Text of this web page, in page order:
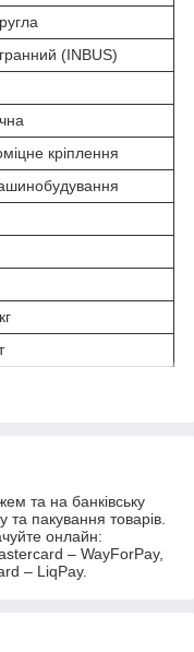
(INBUS)
кріплення
та на банківську
та пакування товарів.
онлайн:
– WayForPay,
– LiqPay.